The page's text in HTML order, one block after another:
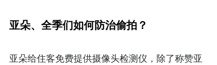
亚朵、全季们如何防治偷拍？
亚朵给住客免费提供摄像头检测仪，除了称赞亚